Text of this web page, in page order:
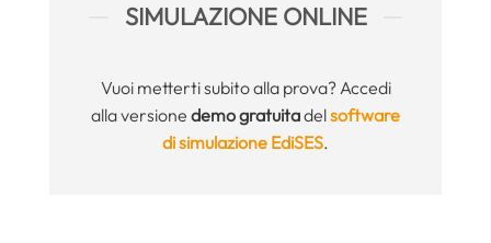
SIMULAZIONE ONLINE
Vuoi metterti subito alla prova? Accedi
alla versione demo gratuitadelsoftware
di simulazione EdiSES.